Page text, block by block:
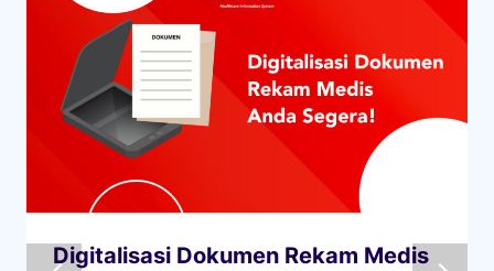
Digitalisasi Dokumen Rekam Medis